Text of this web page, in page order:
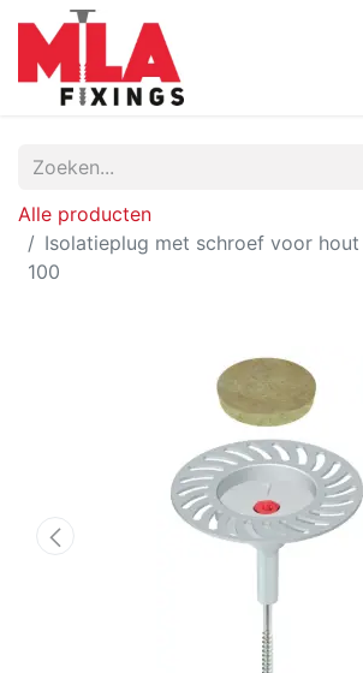
Alle producten
Isolatieplug met schroef voor
100